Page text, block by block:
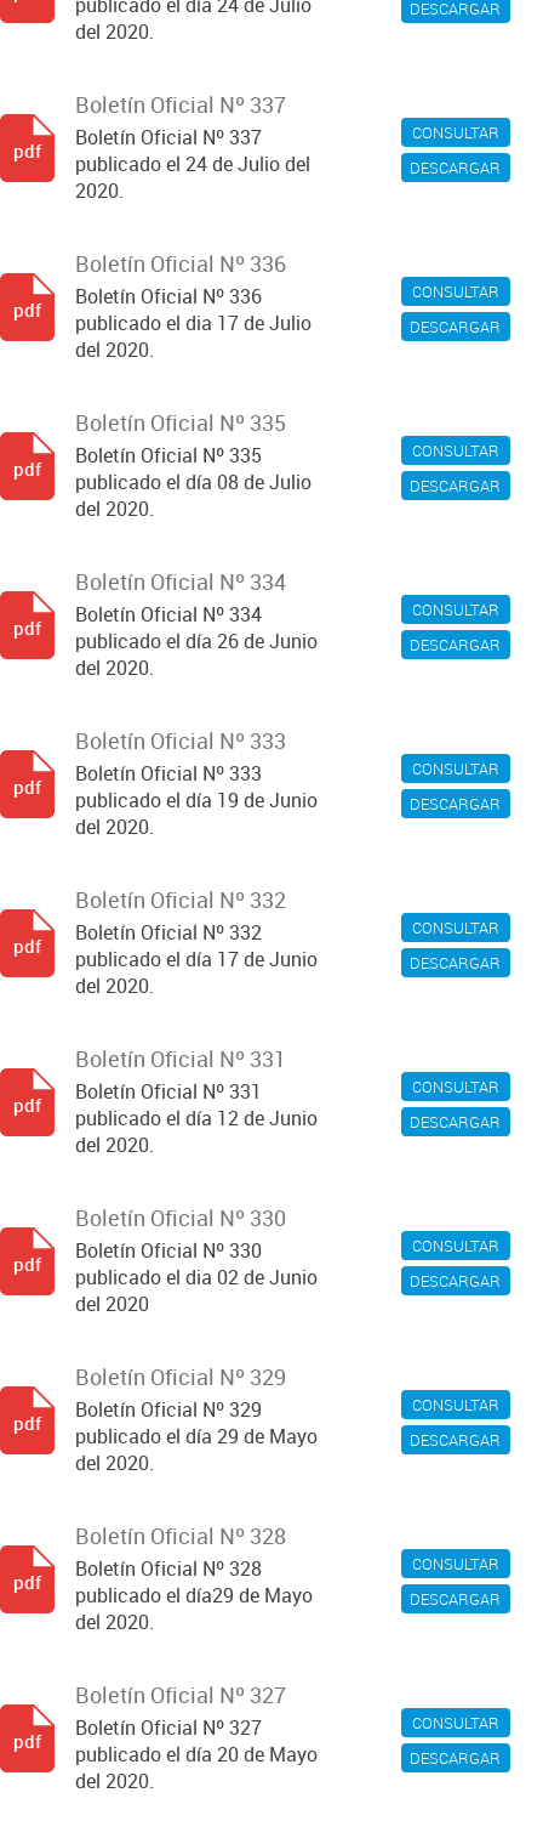
DESCARGAR
del 2020.
CONSULTAR
DESCARGAR
Boletín Oficial Nº 337
Boletín Oficial Nº 337
publicado el 24 de Julio del
2020.
pdf
CONSULTAR
DESCARGAR
Boletín Oficial Nº 336
Boletín Oficial Nº 336
publicado el dia 17 de Julio
del 2020.
pdf
CONSULTAR
DESCARGAR
Boletín Oficial Nº 335
Boletín Oficial Nº 335
publicado el día 08 de Julio
del 2020.
pdf
CONSULTAR
DESCARGAR
Boletín Oficial Nº 334
Boletín Oficial Nº 334
publicado el día 26 de Junio
del 2020.
pdf
CONSULTAR
DESCARGAR
Boletín Oficial Nº 333
Boletín Oficial Nº 333
publicado el día 19 de Junio
del 2020.
pdf
CONSULTAR
DESCARGAR
Boletín Oficial Nº 332
Boletín Oficial Nº 332
publicado el día 17 de Junio
del 2020.
pdf
CONSULTAR
DESCARGAR
Boletín Oficial Nº 331
Boletín Oficial Nº 331
publicado el día 12 de Junio
del 2020.
pdf
CONSULTAR
DESCARGAR
Boletín Oficial Nº 330
Boletín Oficial Nº 330
publicado el dia 02 de Junio
del 2020
pdf
CONSULTAR
DESCARGAR
Boletín Oficial Nº 329
Boletín Oficial Nº 329
publicado el día 29 de Mayo
del 2020.
pdf
CONSULTAR
DESCARGAR
Boletín Oficial Nº 328
Boletín Oficial Nº 328
publicado el día29 de Mayo
del 2020.
pdf
CONSULTAR
DESCARGAR
Boletín Oficial Nº 327
Boletín Oficial Nº 327
publicado el día 20 de Mayo
del 2020.
pdf